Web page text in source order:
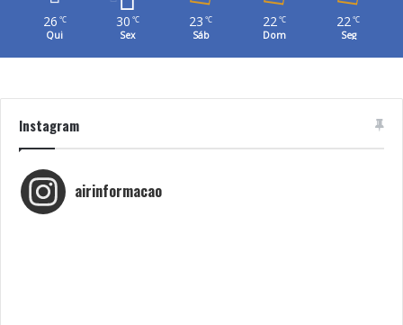
26 ℃
Qui
30 ℃
Sex
23 ℃
Sáb
22℃
Dom
22℃
Seg
Instagram
airinformacao